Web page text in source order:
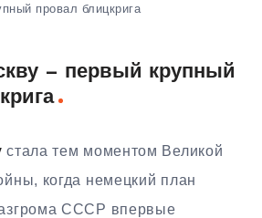
провал блицкрига
— первый крупный
стала тем моментом Великой
когда немецкий план
СССР впервые